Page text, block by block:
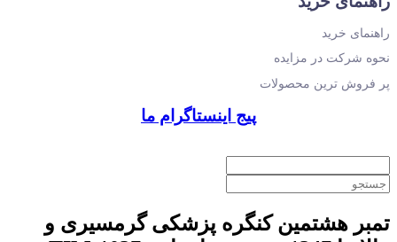
راهنمای خرید
نحوه شرکت در مزایده
پر فروش ترین محصولات
پیج اینستاگرام ما
تمبر هشتمین کنگره پزشکی گرمسیری و